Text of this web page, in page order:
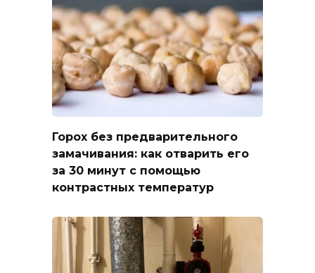
Горох без предварительного
замачивания: как отварить его
за 30 минут с помощью
контрастных температур